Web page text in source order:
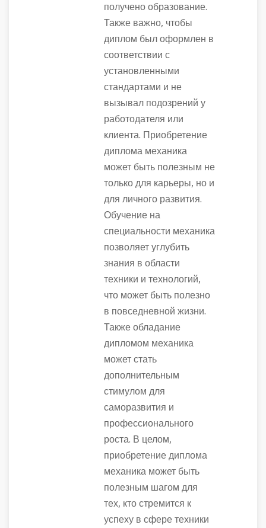
получено образование.
Также важно, чтобы
диплом был оформлен в
соответствии с
установленными
стандартами и не
вызывал подозрений у
работодателя или
клиента. Приобретение
диплома механика
может быть полезным не
только для карьеры, но и
для личного развития.
Обучение на
специальности механика
позволяет углубить
знания в области
техники и технологий,
что может быть полезно
в повседневной жизни.
Также обладание
дипломом механика
может стать
дополнительным
стимулом для
саморазвития и
профессионального
роста. В целом,
приобретение диплома
механика может быть
полезным шагом для
тех, кто стремится к
успеху в сфере техники